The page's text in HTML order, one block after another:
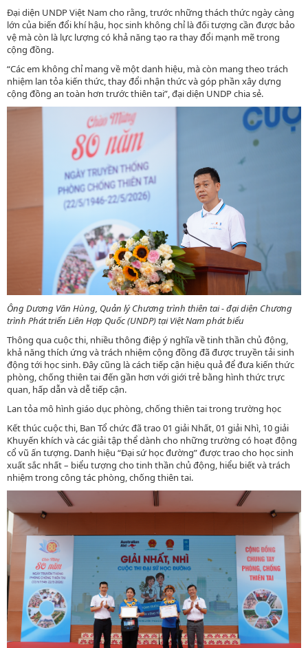
Đại diện UNDP Việt Nam cho rằng, trước những thách thức ngày càng
lớn của biến đổi khí hậu, học sinh không chỉ là đối tượng cần được bảo
vệ mà còn là lực lượng có khả năng tạo ra thay đổi mạnh mẽ trong
cộng đồng.
“Các em không chỉ mang về một danh hiệu, mà còn mang theo trách
nhiệm lan tỏa kiến thức, thay đổi nhận thức và góp phần xây dựng
cộng đồng an toàn hơn trước thiên tai”, đại diện UNDP chia sẻ.
Ông Dương Văn Hùng, Quản lý Chương trình thiên tai - đại diện Chương
trình Phát triển Liên Hợp Quốc (UNDP) tại Việt Nam phát biểu
Thông qua cuộc thi, nhiều thông điệp ý nghĩa về tinh thần chủ động,
khả năng thích ứng và trách nhiệm cộng đồng đã được truyền tải sinh
động tới học sinh. Đây cũng là cách tiếp cận hiệu quả để đưa kiến thức
phòng, chống thiên tai đến gần hơn với giới trẻ bằng hình thức trực
quan, hấp dẫn và dễ tiếp cận.
Lan tỏa mô hình giáo dục phòng, chống thiên tai trong trường học
Kết thúc cuộc thi, Ban Tổ chức đã trao 01 giải Nhất, 01 giải Nhì, 10 giải
Khuyến khích và các giải tập thể dành cho những trường có hoạt động
cổ vũ ấn tượng. Danh hiệu “Đại sứ học đường” được trao cho học sinh
xuất sắc nhất – biểu tượng cho tinh thần chủ động, hiểu biết và trách
nhiệm trong công tác phòng, chống thiên tai.